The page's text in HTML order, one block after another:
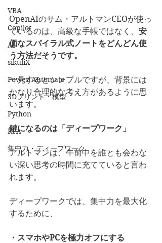
VBA
Copilot
AI
sikuliX
Power Automate
3Dプリント・模型
Python
RPA
集中力・ディープワーク
OpenAIのサム・アルトマンCEOが使っ
ているのは、高級な手帳ではなく、 安
価なスパイラル式ノートをどんどん使
う方法だそうです。
一見するとシンプルですが、背景には
かなり合理的な考え方があるように思
います。
鍵になるのは「ディープワーク」
アルトマンは、午前中を誰とも会わな
い深い思考の時間に充てていると言わ
れます。
ディープワークでは、集中力を最大化
するために、
・スマホやPCを極力オフにする